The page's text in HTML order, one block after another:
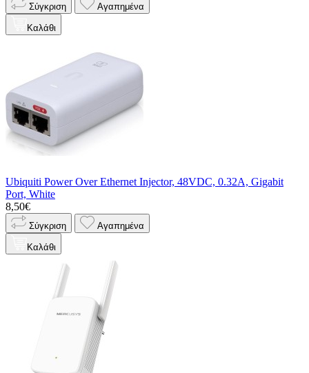
Σύγκριση Αγαπημένα
Καλάθι
Ubiquiti Power Over Ethernet Injector, 48VDC, 0.32A, Gigabit
Port, White
8,50€
Σύγκριση Αγαπημένα
Καλάθι